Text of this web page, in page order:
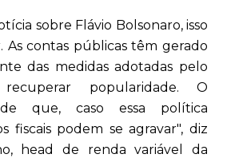
sobre Flávio Bolsonaro, isso
As contas públicas têm gerado
das medidas adotadas pelo
popularidade. O
que, caso essa política
fiscais podem se agravar", diz
head de renda variável da